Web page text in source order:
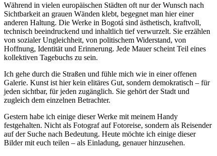
Während in vielen europäischen Städten oft nur der Wunsch nach
Sichtbarkeit an grauen Wänden klebt, begegnet man hier einer
anderen Haltung. Die Werke in Bogotá sind ästhetisch, kraftvoll,
technisch beeindruckend und inhaltlich tief verwurzelt. Sie erzählen
von sozialer Ungleichheit, von politischem Widerstand, von
Hoffnung, Identität und Erinnerung. Jede Mauer scheint Teil eines
kollektiven Tagebuchs zu sein.
Ich gehe durch die Straßen und fühle mich wie in einer offenen
Galerie. Kunst ist hier kein elitäres Gut, sondern demokratisch – für
jeden sichtbar, für jeden zugänglich. Sie gehört der Stadt und
zugleich dem einzelnen Betrachter.
Gestern habe ich einige dieser Werke mit meinem Handy
festgehalten. Nicht als Fotograf auf Fotoreise, sondern als Reisender
auf der Suche nach Bedeutung. Heute möchte ich einige dieser
Bilder mit euch teilen – als Einladung, genauer hinzusehen.